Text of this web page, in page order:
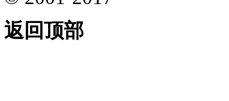
返回顶部